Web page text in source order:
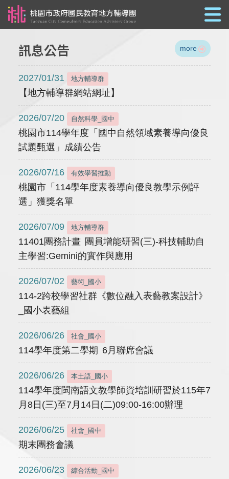
訊息公告 more
2027/01/31 地方輔導群
【地方輔導群網站網址】
2026/07/20 自然科學_國中
桃園市114學年度「國中自然領域素養導向優良
試題甄選」成績公告
2026/07/16 有效學習推動
桃園市「114學年度素養導向優良教學示例評
選」獲獎名單
2026/07/09 地方輔導群
11401團務計畫 團員增能研習(三)-科技輔助自
主學習:Gemini的實作與應用
2026/07/02 藝術_國小
114-2跨校學習社群《數位融入表藝教案設計》
_國小表藝組
2026/06/26 社會_國小
114學年度第二學期 6月聯席會議
2026/06/26 本土語_國小
114學年度閩南語文教學師資培訓研習於115年7
月8日(三)至7月14日(二)09:00-16:00辦理
2026/06/25 社會_國中
期末團務會議
2026/06/23 綜合活動_國中